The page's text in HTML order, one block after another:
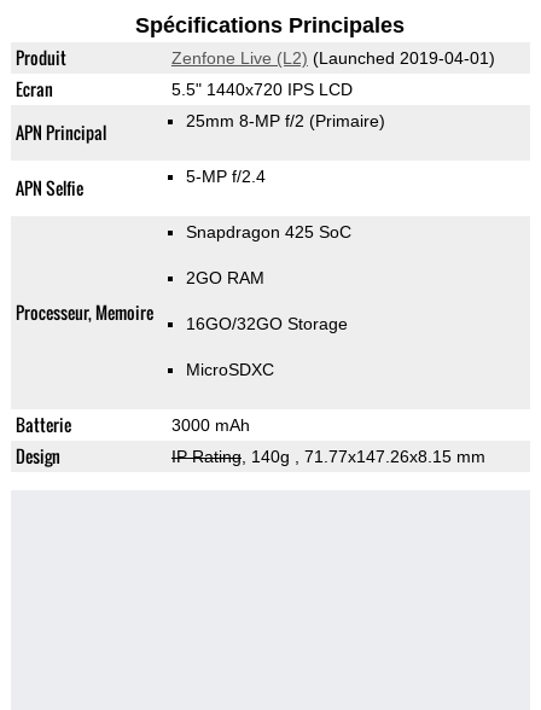
Spécifications Principales
Produit Zenfone Live (L2) (Launched 2019-04-01)
Ecran 5.5" 1440x720 IPS LCD
APN Principal 25mm 8-MP f/2 (Primaire)
APN Selfie 5-MP f/2.4
Processeur, Memoire
Snapdragon 425 SoC
2GO RAM
16GO/32GO Storage
MicroSDXC
Batterie 3000 mAh
Design IP Rating, 140g , 71.77x147.26x8.15 mm